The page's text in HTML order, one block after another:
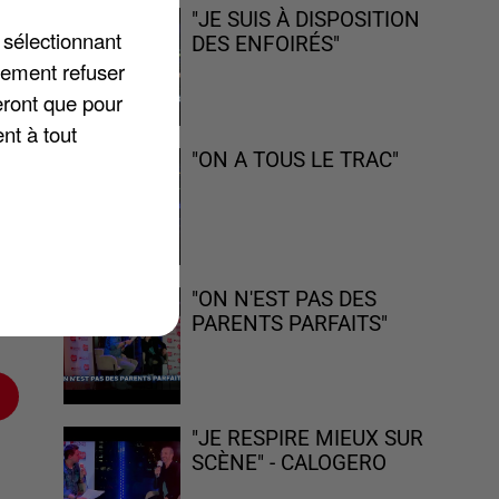
"JE SUIS À DISPOSITION
DES ENFOIRÉS"
"ON A TOUS LE TRAC"
"ON N'EST PAS DES
PARENTS PARFAITS"
"JE RESPIRE MIEUX SUR
SCÈNE" - CALOGERO
refuser
que pour
à tout